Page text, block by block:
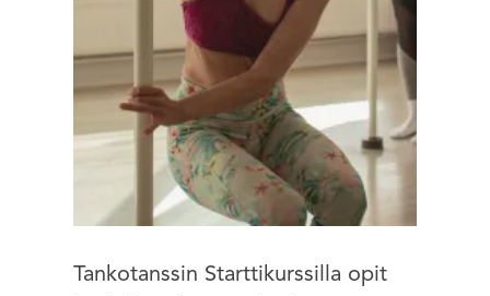
Tankotanssin Starttikurssilla opit